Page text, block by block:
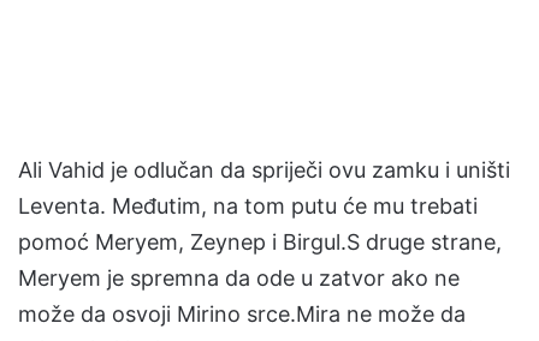
Ali Vahid je odlučan da spriječi ovu zamku i uništi
Leventa. Međutim, na tom putu će mu trebati
pomoć Meryem, Zeynep i Birgul.S druge strane,
Meryem je spremna da ode u zatvor ako ne
može da osvoji Mirino srce.Mira ne može da